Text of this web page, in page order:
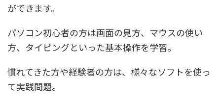
ができます。
パソコン初心者の方は画面の見方、マウスの使い
方、タイピングといった基本操作を学習。
慣れてきた方や経験者の方は、様々なソフトを使っ
て実践問題。